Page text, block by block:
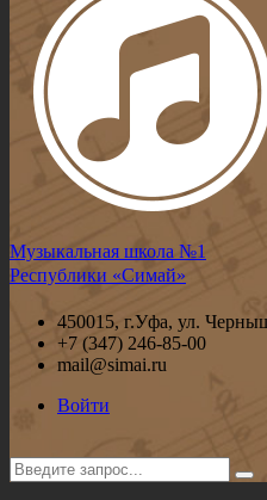
Музыкальная школа №1
Республики «Симай»
450015, г.Уфа, ул.
+7 (347) 246-85-00
mail@simai.ru
Войти